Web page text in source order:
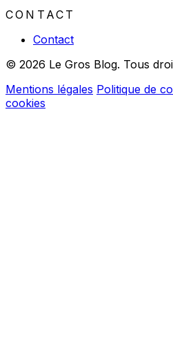
CONTACT
Contact
© 2026 Le Gros Blog. Tous
Mentions légales Politique de
cookies